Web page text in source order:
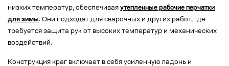
низких температур, обеспечивая утепленные рабочие перчатки
для зимы. Они подходят для сварочных и других работ, где
требуется защита рук от высоких температур и механических
воздействий.
Конструкция краг включает в себя усиленную ладонь и